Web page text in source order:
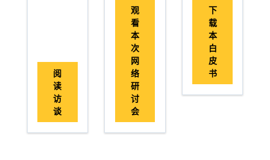
阅
读
访
谈
观
看
本
次
网
络
研
讨
会
下
载
本
白
皮
书